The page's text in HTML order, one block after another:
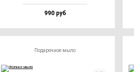
990 руб
Подарочное мыло